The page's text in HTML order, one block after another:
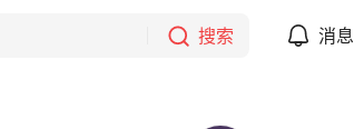
搜索 消息